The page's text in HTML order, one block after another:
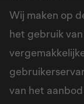
LinkedIn
Adres
Borchwerf 6a
4704 RG
Wij maken op
het gebruik
van het